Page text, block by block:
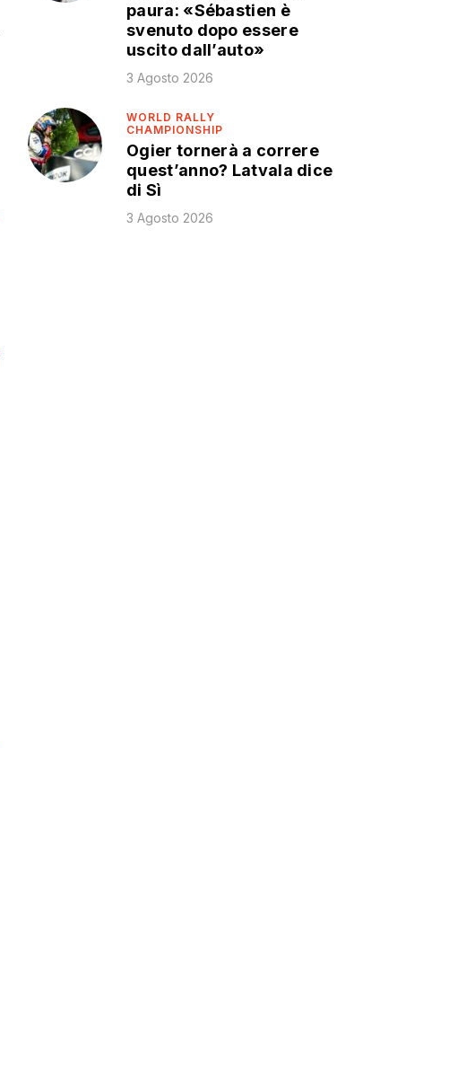
paura: «Sébastien è
svenuto dopo essere
uscito dall’auto»
3 Agosto 2026
WORLD RALLY
CHAMPIONSHIP
Ogier tornerà a correre
quest’anno? Latvala dice
di Sì
3 Agosto 2026